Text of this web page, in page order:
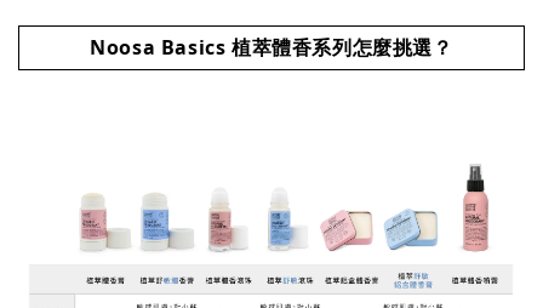
Noosa Basics 植萃體香系列怎麼挑選？